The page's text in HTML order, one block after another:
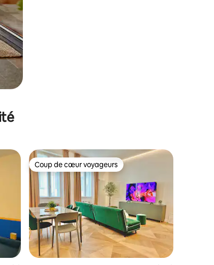
: 5 sur 5
Coup de cœur voyageurs
Coup de cœur voyageurs